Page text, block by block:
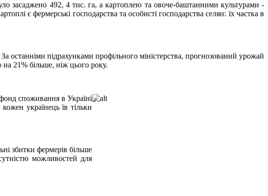
засаджено 492, 4 тис. га, а картоплею та овоче-баштанними культурами -
є фермерські господарства та особисті господарства селян: їх частка в
останніми підрахунками профільного міністерства, прогнозований урожай
21% більше, ніж цього року.
споживання в Україні
українець їв тільки
збитки фермерів більше
можливостей для